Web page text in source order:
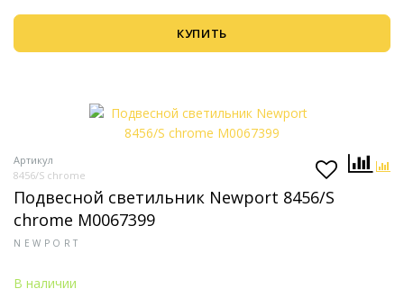
КУПИТЬ
Артикул
8456/S chrome
Подвесной светильник Newport 8456/S
chrome М0067399
NEWPORT
В наличии